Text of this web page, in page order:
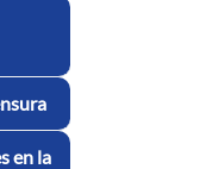
en la